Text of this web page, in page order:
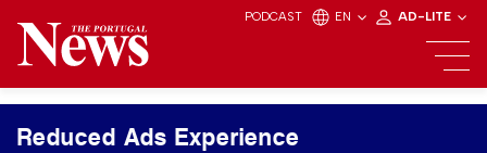
PODCAST EN AD-LITE
Reduced Ads Experience